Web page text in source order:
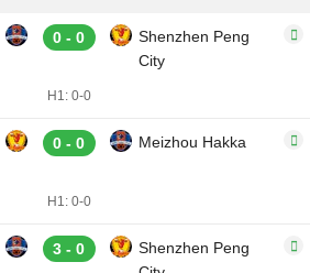
0 - 0
Shenzhen Peng
City
H1: 0-0
0 - 0 Meizhou Hakka
H1: 0-0
3 - 0
Shenzhen Peng